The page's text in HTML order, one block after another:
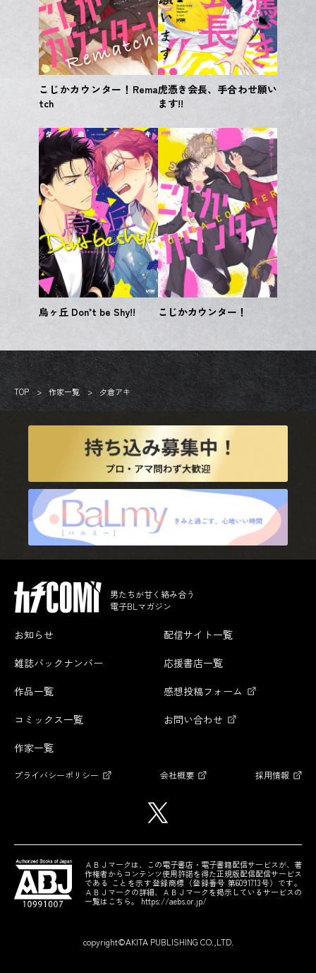
こじかカウンター！Rema
tch
虎憑き会長、手合わせ願い
ます!!
烏ヶ丘 Don’t be Shy!! こじかカウンター！
TOP 作家一覧 夕倉アキ
男たちが甘く絡み合う
電子BLマガジン
お知らせ
雑誌バックナンバー
作品一覧
コミックス一覧
作家一覧
配信サイト一覧
応援書店一覧
感想投稿フォーム
お問い合わせ
プライバシーポリシー 会社概要 採用情報
ＡＢＪマークは、この電子書店・電子書籍配信サービスが、著
作権者からコンテンツ使用許諾を得た正規版配信配信サービス
である ことを示す登録商標（登録番号 第6091713号）です。
ＡＢＪマークの詳細、ＡＢＪマークを掲示しているサービスの
一覧はこちら。 https://aebs.or.jp/
copyright©AKITA PUBLISHING CO.,LTD.